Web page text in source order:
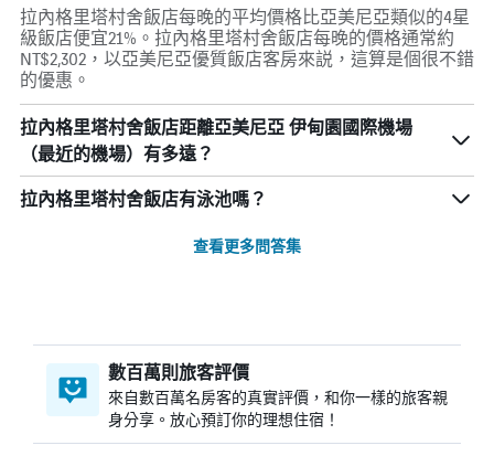
拉內格里塔村舍飯店每晚的平均價格比亞美尼亞類似的4星
級飯店便宜21%。拉內格里塔村舍飯店每晚的價格通常約
NT$2,302，以亞美尼亞優質飯店客房來説，這算是個很不錯
的優惠。
拉內格里塔村舍飯店距離亞美尼亞 伊甸園國際機場
（最近的機場）有多遠？
拉內格里塔村舍飯店有泳池嗎？
查看更多問答集
數百萬則旅客評價
來自數百萬名房客的真實評價，和你一樣的旅客親
身分享。放心預訂你的理想住宿！